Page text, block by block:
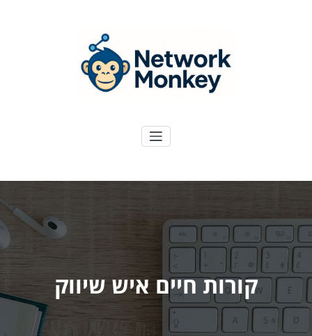
קורות חיים איש שיווק